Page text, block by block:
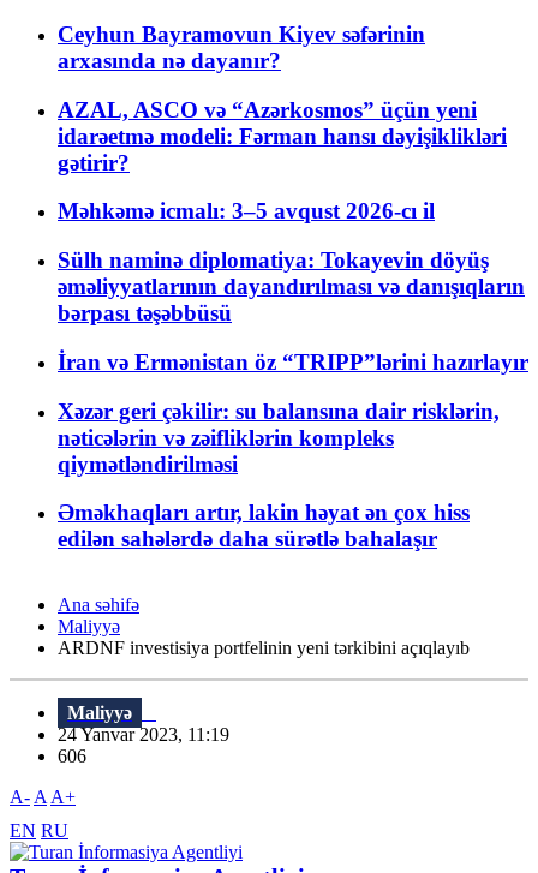
Ceyhun Bayramovun Kiyev səfərinin
arxasında nə dayanır?
AZAL, ASCO və “Azərkosmos” üçün yeni
idarəetmə modeli: Fərman hansı dəyişiklikləri
gətirir?
Məhkəmə icmalı: 3–5 avqust 2026-cı il
Sülh naminə diplomatiya: Tokayevin döyüş
əməliyyatlarının dayandırılması və danışıqların
bərpası təşəbbüsü
İran və Ermənistan öz “TRIPP”lərini hazırlayır
Xəzər geri çəkilir: su balansına dair risklərin,
nəticələrin və zəifliklərin kompleks
qiymətləndirilməsi
Əməkhaqları artır, lakin həyat ən çox hiss
edilən sahələrdə daha sürətlə bahalaşır
Ana səhifə
Maliyyə
ARDNF investisiya portfelinin yeni tərkibini açıqlayıb
Maliyyə
24 Yanvar 2023, 11:19
606
A- A A+
EN RU